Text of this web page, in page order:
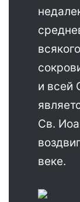
и всей
Св.
веке.